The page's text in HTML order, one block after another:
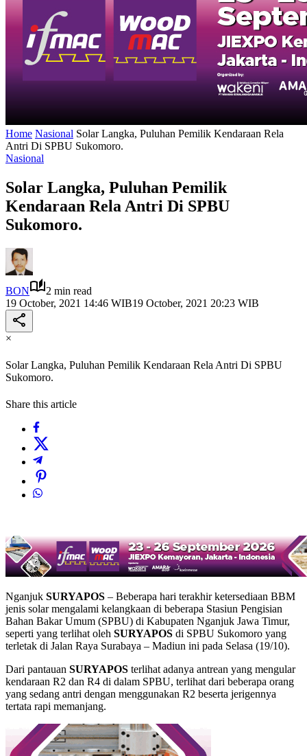
Home Nasional Solar Langka, Puluhan Pemilik Kendaraan Rela
Antri Di SPBU Sukomoro.
Nasional
Solar Langka, Puluhan Pemilik
Kendaraan Rela Antri Di SPBU
Sukomoro.
BON
2 min read
19 October, 2021 14:46 WIB19 October, 2021 20:23 WIB
×
Solar Langka, Puluhan Pemilik Kendaraan Rela Antri Di SPBU
Sukomoro.
Share this article
Nganjuk SURYAPOS – Beberapa hari terakhir ketersediaan BBM
jenis solar mengalami kelangkaan di beberapa Stasiun Pengisian
Bahan Bakar Umum (SPBU) di Kabupaten Nganjuk Jawa Timur,
seperti yang terlihat oleh SURYAPOS di SPBU Sukomoro yang
terletak di Jalan Raya Surabaya – Madiun ini pada Selasa (19/10).
Dari pantauan SURYAPOS terlihat adanya antrean yang mengular
kendaraan R2 dan R4 di dalam SPBU, terlihat dari beberapa orang
yang sedang antri dengan menggunakan R2 beserta jerigennya
tertata rapi memanjang.